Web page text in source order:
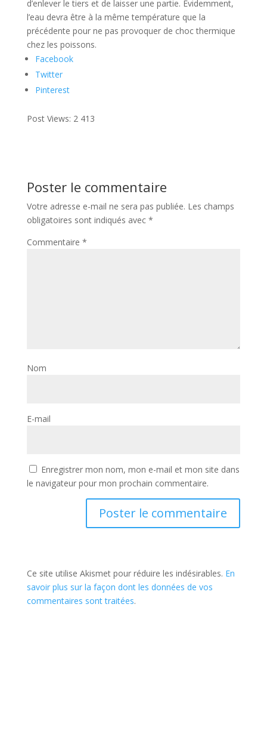
d’enlever le tiers et de laisser une partie. Évidemment,
l’eau devra être à la même température que la
précédente pour ne pas provoquer de choc thermique
chez les poissons.
Facebook
Twitter
Pinterest
Post Views: 2 413
Poster le commentaire
Votre adresse e-mail ne sera pas publiée. Les champs
obligatoires sont indiqués avec *
Commentaire *
Nom
E-mail
Enregistrer mon nom, mon e-mail et mon site dans
le navigateur pour mon prochain commentaire.
Ce site utilise Akismet pour réduire les indésirables. En
savoir plus sur la façon dont les données de vos
commentaires sont traitées.